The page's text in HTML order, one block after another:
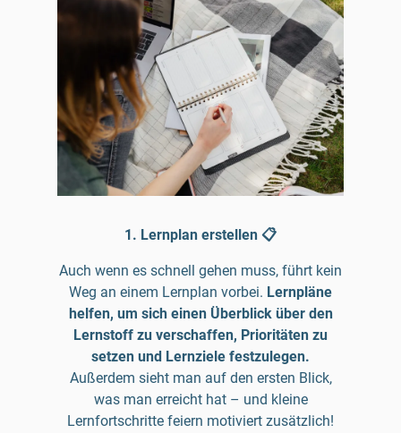
1. Lernplan erstellen 📋
Auch wenn es schnell gehen muss, führt kein
Weg an einem Lernplan vorbei. Lernpläne
helfen, um sich einen Überblick über den
Lernstoff zu verschaffen, Prioritäten zu
setzen und Lernziele festzulegen.
Außerdem sieht man auf den ersten Blick,
was man erreicht hat – und kleine
Lernfortschritte feiern motiviert zusätzlich!